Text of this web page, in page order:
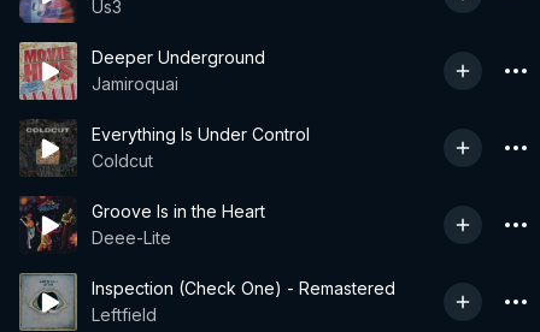
Us3
Deeper Underground
Jamiroquai
Everything Is Under Control
Coldcut
Groove Is in the Heart
Deee-Lite
Inspection (Check One) - Remastered
Leftfield